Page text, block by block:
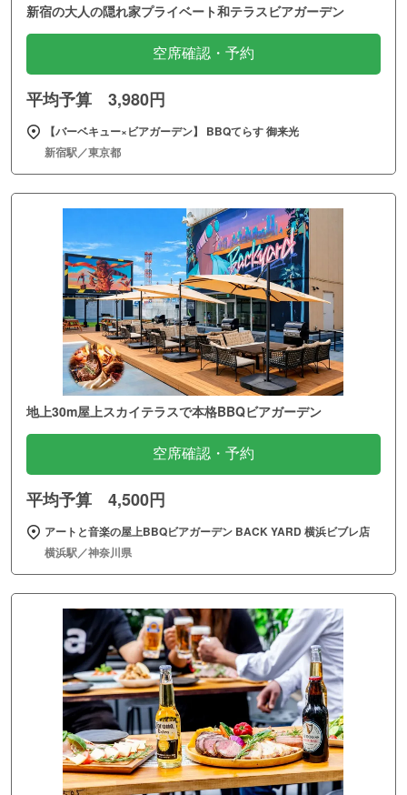
新宿の大人の隠れ家プライベート和テラスビアガーデン
空席確認・予約
平均予算 3,980円
【バーベキュー×ビアガーデン】 BBQてらす 御来光
新宿駅／東京都
地上30m屋上スカイテラスで本格BBQビアガーデン
空席確認・予約
平均予算 4,500円
アートと音楽の屋上BBQビアガーデン BACK YARD 横浜ビブレ店
横浜駅／神奈川県